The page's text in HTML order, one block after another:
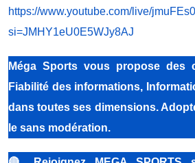
https://www.youtube.com/live/
si=JMHY1eU0E5WJy8AJ
Méga Sports vous propose des
Fiabilité des informations,
dans toutes ses dimensions.
le sans modération.